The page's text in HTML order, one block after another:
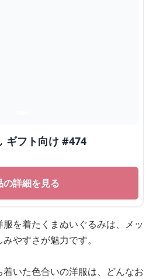
ギフト向け #474
の詳細を見る
を着たくまぬいぐるみは、メッ
やすさが魅力です。
いた色合いの洋服は、どんなお